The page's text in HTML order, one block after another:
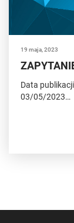
19 maja, 2023
Data
03/05/2023…